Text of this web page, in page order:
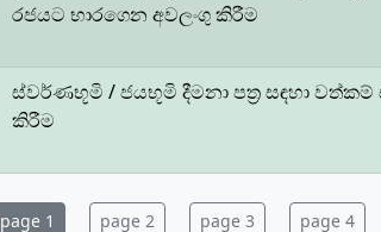
රජයට භාරගෙන අවලංගු කිරීම
ස්වර්ණභූමි / ජයභූමි දීමනා පත්‍ර සඳහා
කිරීම
page 1 page 2 page 3 page 4